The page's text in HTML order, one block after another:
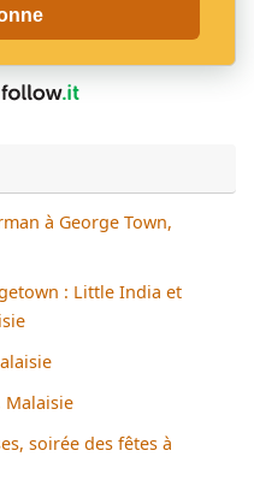
à George Town,
: Little India et
Malaisie
soirée des fêtes à